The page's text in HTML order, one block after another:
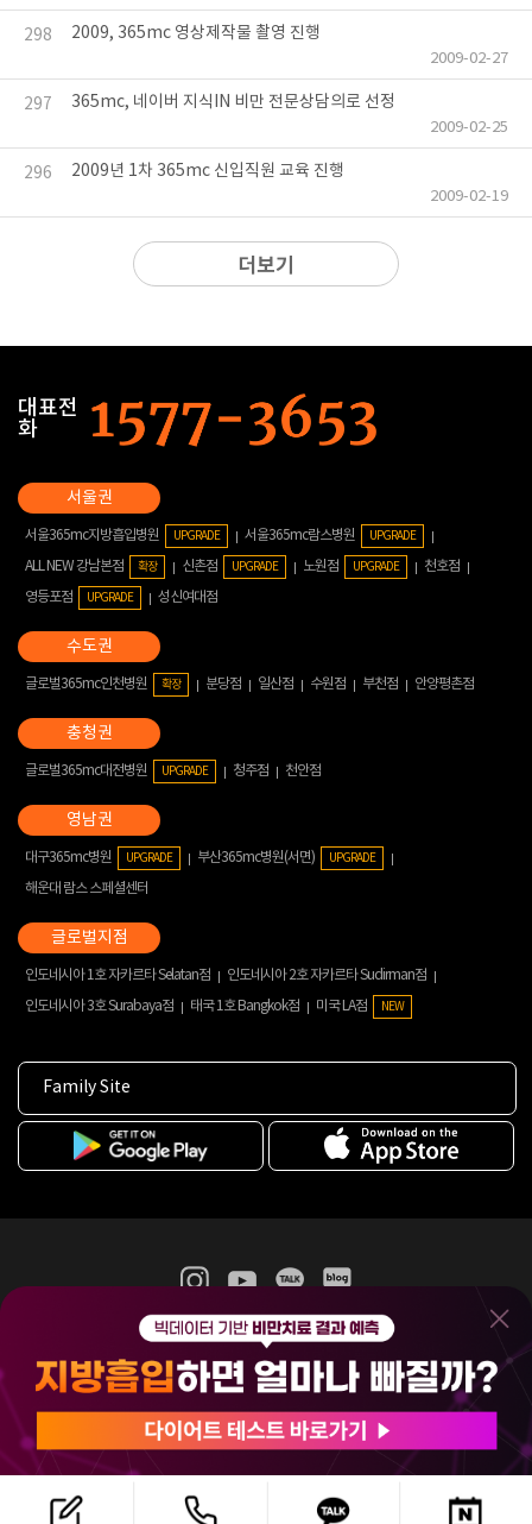
298 2009, 365mc 영상제작물 촬영 진행
2009-02-27
297 365mc, 네이버 지식IN 비만 전문상담의로 선정
2009-02-25
296 2009년 1차 365mc 신입직원 교육 진행
2009-02-19
더보기
대표전
화
서울365mc지방흡입병원 UPGRADE 서울365mc람스병원 UPGRADE
ALL NEW 강남본점 확장 신촌점 UPGRADE 노원점 UPGRADE
천호점
영등포점
UPGRADE 성신여대점
글로벌365mc인천병원 확장 분당점 일산점 수원점 부천점 안양평촌점
글로벌365mc대전병원 UPGRADE 청주점 천안점
대구365mc병원 UPGRADE 부산365mc병원(서면) UPGRADE
해운대 람스 스페셜센터
인도네시아 1호 자카르타 Selatan점
인도네시아 2호 자카르타 Sudirman점
인도네시아 3호 Surabaya점
태국 1호 Bangkok점 미국 LA점 NEW
Family Site
365mc 병·의원 이용약관
홈페이지 이용약관
비급여진료수가
(주)365mcㅣ서울특별시 서초구 서초대로52길 7, 3~4층(서초동, 제일빌딩)
120-87-04354ㅣ김남철
COPYRIGHT(C) 2025 365mc. ALL RIGHTS RESERVED.